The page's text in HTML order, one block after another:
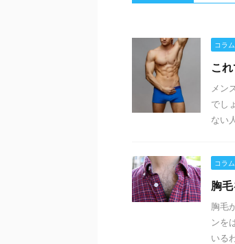
コラム
こ
メン
でし
ない
コラム
胸
胸毛
ンを
いる